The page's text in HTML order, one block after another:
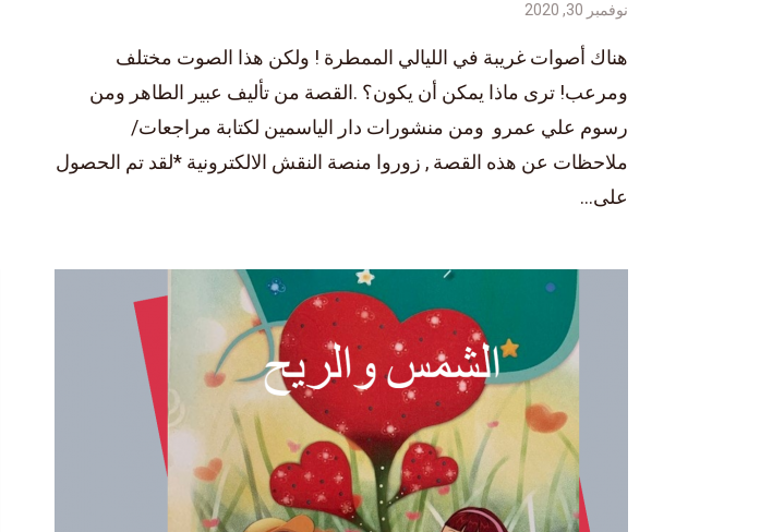
نوفمبر 30, 2020
هناك أصوات غريبة في الليالي الممطرة ! ولكن هذا الصوت مختلف
ومرعب! ترى ماذا يمكن أن يكون؟ ‎.القصة من تأليف عبير الطاهر ومن
رسوم علي عمرو ‎ومن منشورات دار الياسمين لكتابة مراجعات/
ملاحظات عن هذه القصة , زوروا منصة النقش الالكترونية *لقد تم الحصول
على...